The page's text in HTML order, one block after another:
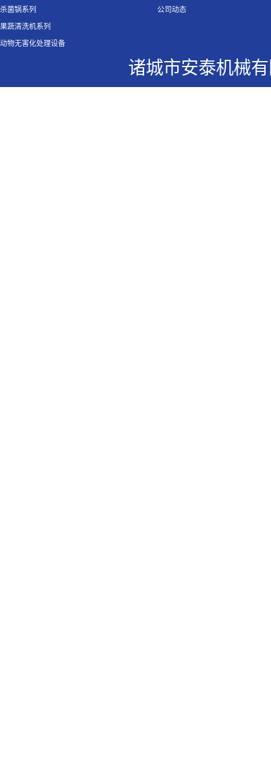
杀菌锅系列
果蔬清洗机系列
动物无害化处理设备
公司动态
诸城市安泰机械